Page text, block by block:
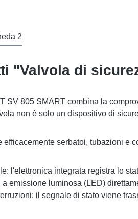
2
"Valvola di
SV 805 SMART combina la
non è solo un dispositivo di
efficacemente serbatoi, tubazioni e
l'elettronica integrata registra lo
emissione luminosa (LED)
il segnale di stato viene